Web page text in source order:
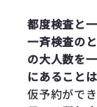
都度検査と
一斉検査の
の大人数を
にあること
仮予約がで